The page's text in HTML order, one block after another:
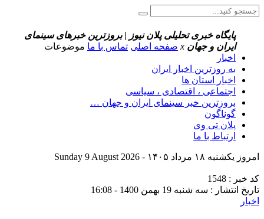
پایگاه خبری تحلیلی پلان نیوز | بروزترین خبرهای سینمای
ایران و جهان x صفحه اصلی تماس با ما موضوعات
اخبار
به روزترین اخبار ایران
اخبار استان ها
اجتماعی ، اقتصادی ، سیاسی
بروزترین خبر سینمای ایران و جهان …
گوناگون
پلان تی وی
ارتباط با ما
امروز یکشنبه ۱۸ مرداد ۱۴۰۵ - Sunday 9 August 2026
کد خبر : 1548
تاریخ انتشار : سه شنبه 19 بهمن 1400 - 16:08
اخبار